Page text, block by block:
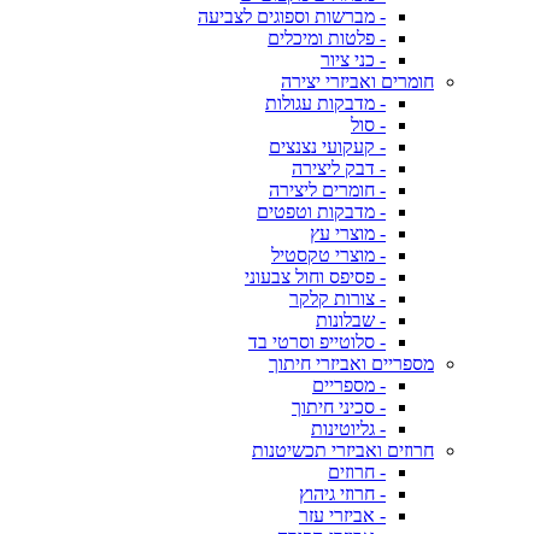
- מברשות וספוגים לצביעה
- פלטות ומיכלים
- כני ציור
חומרים ואביזרי יצירה
- מדבקות עגולות
- סול
- קעקועי נצנצים
- דבק ליצירה
- חומרים ליצירה
- מדבקות וטפטים
- מוצרי עץ
- מוצרי טקסטיל
- פסיפס וחול צבעוני
- צורות קלקר
- שבלונות
- סלוטייפ וסרטי בד
מספריים ואביזרי חיתוך
- מספריים
- סכיני חיתוך
- גליוטינות
חרוזים ואביזרי תכשיטנות
- חרוזים
- חרוזי גיהוץ
- אביזרי עזר